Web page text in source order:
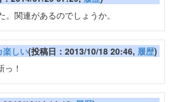
関連があるのでしょうか。
楽しい(投稿日：2013/10/18 20:46, 履歴)
！